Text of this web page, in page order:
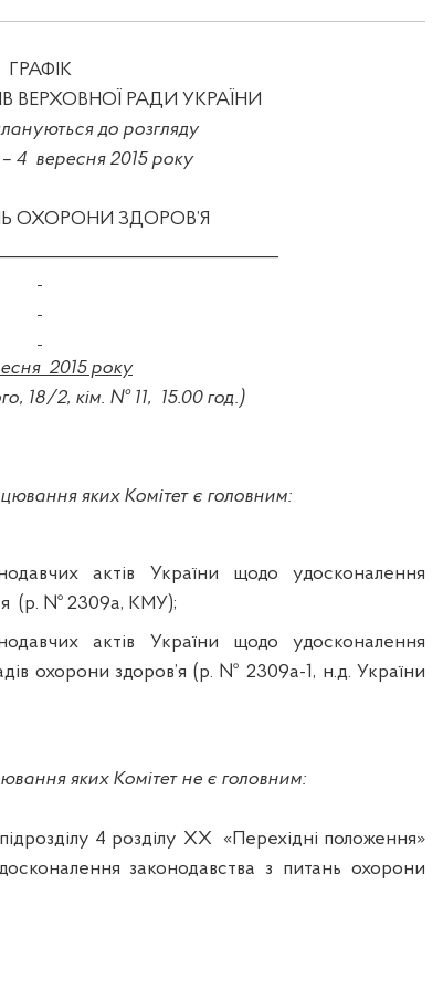
ГРАФІК
ВЕРХОВНОЇ РАДИ УКРАЇНИ
до розгляду
4 вересня 2015 року
ОХОРОНИ ЗДОРОВ’Я
2015 року
18/2, кім. № 11, 15.00 год.)
яких Комітет є головним:
актів України щодо удосконалення
(р. № 2309а, КМУ);
актів України щодо удосконалення
охорони здоров’я (р. № 2309а-1, н.д. України
яких Комітет не є головним:
4 розділу XX «Перехідні положення»
законодавства з питань охорони